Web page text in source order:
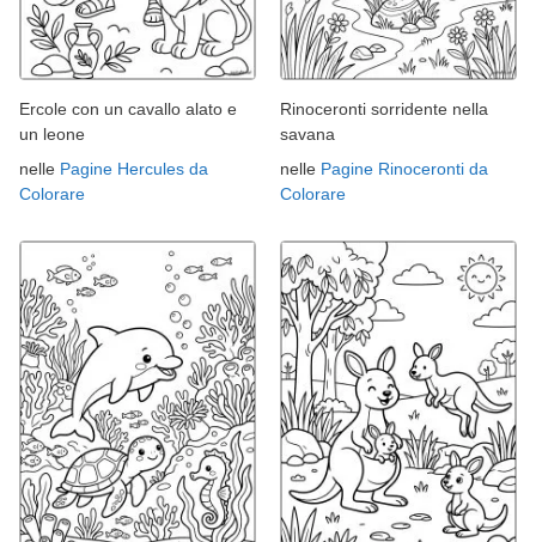
Ercole con un cavallo alato e
un leone
nelle Pagine Hercules da
Colorare
Rinoceronti sorridente nella
savana
nelle Pagine Rinoceronti da
Colorare